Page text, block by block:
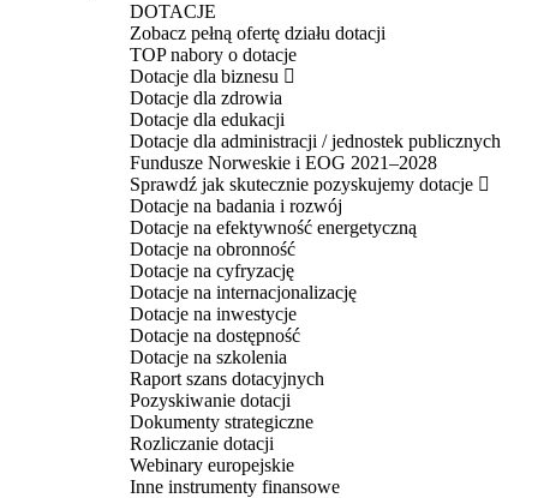
DOTACJE
Zobacz pełną ofertę działu dotacji
TOP nabory o dotacje
Dotacje dla biznesu
Dotacje dla zdrowia
Dotacje dla edukacji
Dotacje dla administracji / jednostek publicznych
Fundusze Norweskie i EOG 2021–2028
Sprawdź jak skutecznie pozyskujemy dotacje
Dotacje na badania i rozwój
Dotacje na efektywność energetyczną
Dotacje na obronność
Dotacje na cyfryzację
Dotacje na internacjonalizację
Dotacje na inwestycje
Dotacje na dostępność
Dotacje na szkolenia
Raport szans dotacyjnych
Pozyskiwanie dotacji
Dokumenty strategiczne
Rozliczanie dotacji
Webinary europejskie
Inne instrumenty finansowe